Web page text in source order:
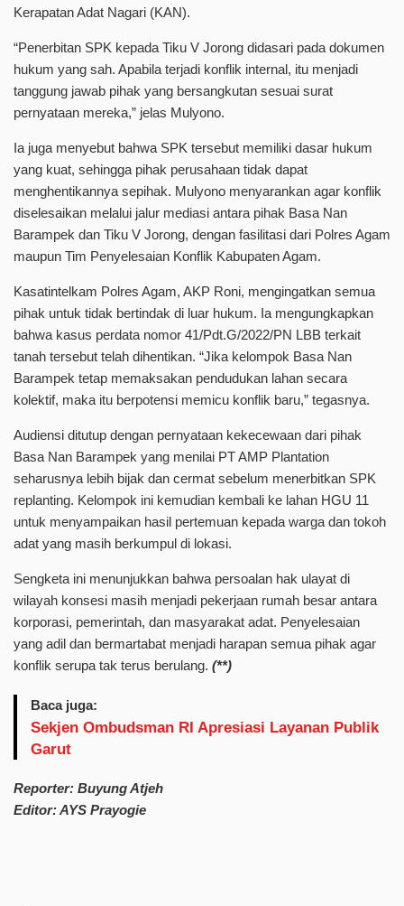
Kerapatan Adat Nagari (KAN).
“Penerbitan SPK kepada Tiku V Jorong didasari pada dokumen
hukum yang sah. Apabila terjadi konflik internal, itu menjadi
tanggung jawab pihak yang bersangkutan sesuai surat
pernyataan mereka,” jelas Mulyono.
Ia juga menyebut bahwa SPK tersebut memiliki dasar hukum
yang kuat, sehingga pihak perusahaan tidak dapat
menghentikannya sepihak. Mulyono menyarankan agar konflik
diselesaikan melalui jalur mediasi antara pihak Basa Nan
Barampek dan Tiku V Jorong, dengan fasilitasi dari Polres Agam
maupun Tim Penyelesaian Konflik Kabupaten Agam.
Kasatintelkam Polres Agam, AKP Roni, mengingatkan semua
pihak untuk tidak bertindak di luar hukum. Ia mengungkapkan
bahwa kasus perdata nomor 41/Pdt.G/2022/PN LBB terkait
tanah tersebut telah dihentikan. “Jika kelompok Basa Nan
Barampek tetap memaksakan pendudukan lahan secara
kolektif, maka itu berpotensi memicu konflik baru,” tegasnya.
Audiensi ditutup dengan pernyataan kekecewaan dari pihak
Basa Nan Barampek yang menilai PT AMP Plantation
seharusnya lebih bijak dan cermat sebelum menerbitkan SPK
replanting. Kelompok ini kemudian kembali ke lahan HGU 11
untuk menyampaikan hasil pertemuan kepada warga dan tokoh
adat yang masih berkumpul di lokasi.
Sengketa ini menunjukkan bahwa persoalan hak ulayat di
wilayah konsesi masih menjadi pekerjaan rumah besar antara
korporasi, pemerintah, dan masyarakat adat. Penyelesaian
yang adil dan bermartabat menjadi harapan semua pihak agar
konflik serupa tak terus berulang. (**)
Baca juga:
Sekjen Ombudsman RI Apresiasi Layanan Publik
Garut
Reporter: Buyung Atjeh
Editor: AYS Prayogie